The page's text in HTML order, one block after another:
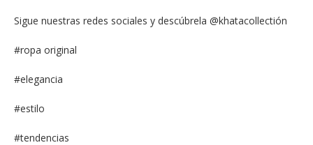
Sigue nuestras redes sociales y descúbrela @khatacollectión
#ropa original
#elegancia
#estilo
#tendencias